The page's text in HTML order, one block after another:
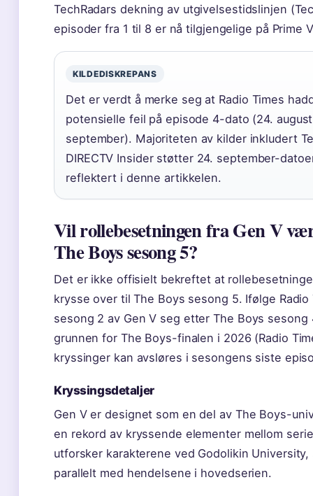
TechRadars dekning av utgivelsestidslinjen
episoder fra 1 til 8 er nå tilgjengelige på Prime
KILDEDISKREPANS
Det er verdt å merke seg at Radio Times
potensielle feil på episode 4-dato (24.
september). Majoriteten av kilder inkludert
DIRECTV Insider støtter 24. september-
reflektert i denne artikkelen.
Vil rollebesetningen fra Gen V
The Boys sesong 5?
Det er ikke offisielt bekreftet at
krysse over til The Boys sesong 5. Ifølge
sesong 2 av Gen V seg etter The Boys
grunnen for The Boys-finalen i 2026 (Radio
kryssinger kan avsløres i sesongens siste
Kryssingsdetaljer
Gen V er designet som en del av The Boys-
en rekord av kryssende elementer mellom
utforsker karakterene ved Godolikin
parallelt med hendelsene i hovedserien.